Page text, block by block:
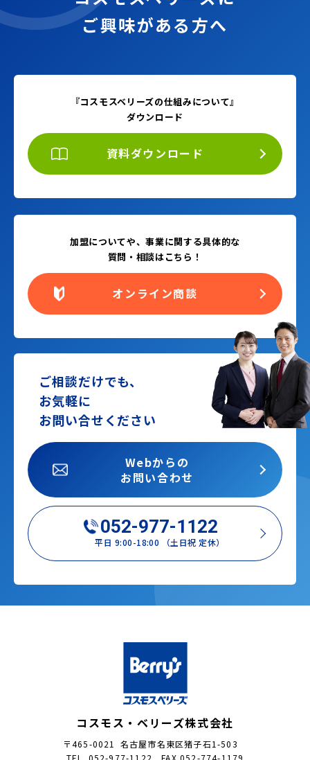
ご興味がある方へ
『コスモスベリーズの仕組みについて』
ダウンロード
資料ダウンロード
加盟についてや、事業に関する具体的な
質問・相談はこちら！
オンライン商談
ご相談だけでも、
お気軽に
お問い合せください
052-977-1122
平日 9:00-18:00 （土日祝 定休）
Webからの
お問い合わせ
コスモス・ベリーズ株式会社
〒465-0021 名古屋市名東区猪子石1-503
TEL. 052-977-1122 FAX.052-774-1179